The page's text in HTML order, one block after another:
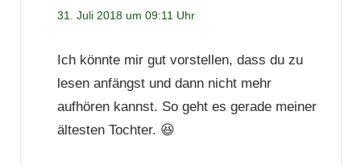
31. Juli 2018 um 09:11 Uhr
Ich könnte mir gut vorstellen, dass du zu
lesen anfängst und dann nicht mehr
aufhören kannst. So geht es gerade meiner
ältesten Tochter. 😆